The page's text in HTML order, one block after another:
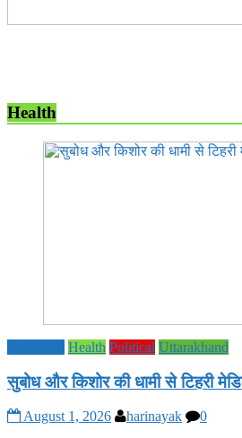
Health
Health Political Uttarakhand
सुबोध और किशोर की धामी से टिहरी
August 1, 2026 harinayak
0